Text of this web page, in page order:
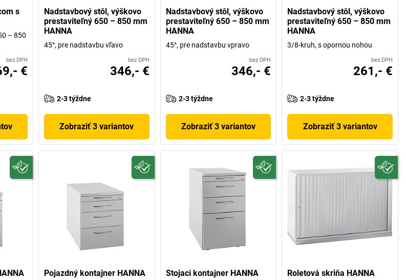
s
– 850
bez DPH
€
Nadstavbový stôl, výškovo
prestaviteľný 650 – 850 mm
HANNA
45°, pre nadstavbu vľavo
bez DPH
346,- €
2-3 týždne
Zobraziť 3 variantov
Nadstavbový stôl, výškovo
prestaviteľný 650 – 850 mm
HANNA
45°, pre nadstavbu vpravo
bez DPH
346,- €
2-3 týždne
Zobraziť 3 variantov
Nadstavbový stôl, výškovo
prestaviteľný 650 – 850 mm
HANNA
3/8-kruh, s opornou nohou
bez DPH
261,- €
2-3 týždne
Zobraziť 3 variantov
Pojazdný kontajner HANNA Stojaci kontajner HANNA Roletová skriňa HANNA